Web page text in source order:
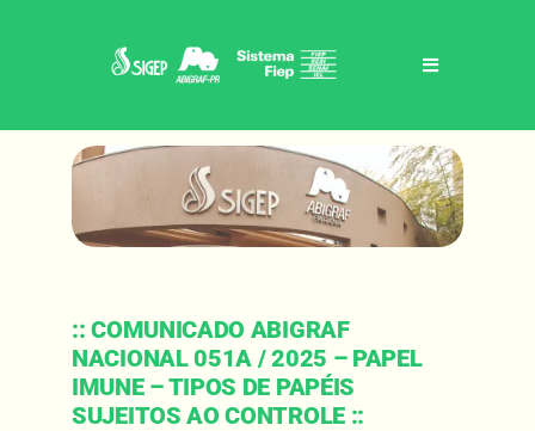
Toggle
Home
Eventos
:: COMUNICADO ABIGRAF
NACIONAL 051A / 2025 – PAPEL
IMUNE – TIPOS DE PAPÉIS
SUJEITOS AO CONTROLE ::